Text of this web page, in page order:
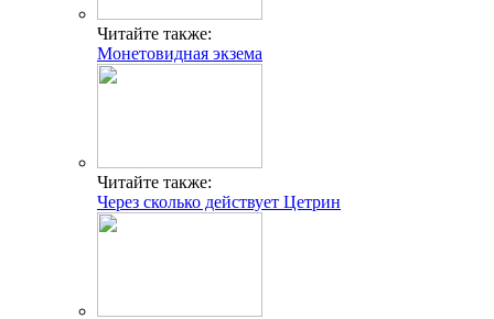
Читайте также:
Монетовидная экзема
Читайте также:
Через сколько действует Цетрин